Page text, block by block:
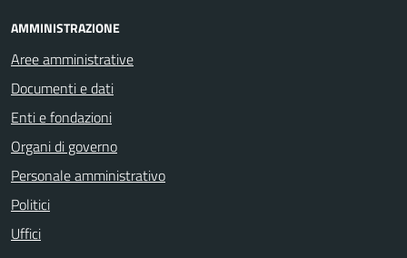
AMMINISTRAZIONE
Aree amministrative
Documenti e dati
Enti e fondazioni
Organi di governo
Personale amministrativo
Politici
Uffici